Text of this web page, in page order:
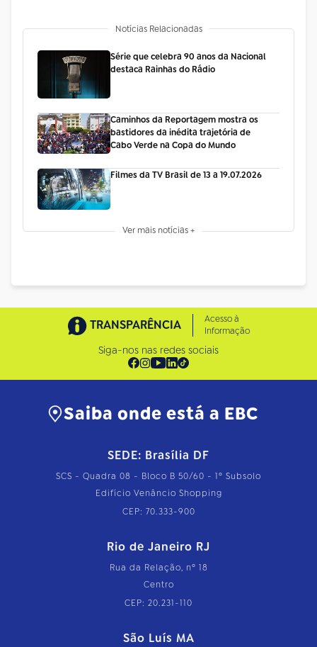
Notícias Relacionadas
Série que celebra 90 anos da Nacional
destaca Rainhas do Rádio
Caminhos da Reportagem mostra os
bastidores da inédita trajetória de
Cabo Verde na Copa do Mundo
Filmes da TV Brasil de 13 a 19.07.2026
Ver mais notícias +
TRANSPARÊNCIA
Acesso à
Informação
Siga-nos nas redes sociais
Saiba onde está a EBC
SEDE: Brasília DF
SCS - Quadra 08 - Bloco B 50/60 - 1º Subsolo
Edifício Venâncio Shopping
CEP: 70.333-900
Rio de Janeiro RJ
Rua da Relação, nº 18
Centro
CEP: 20.231-110
São Luís MA